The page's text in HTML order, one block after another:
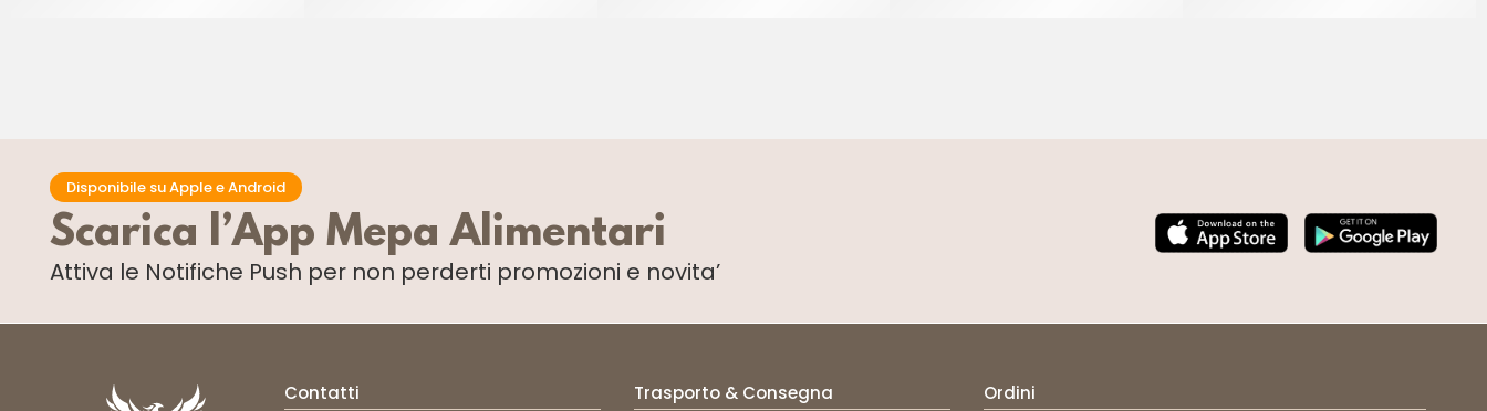
Disponibile su Apple e Android
Scarica l’App Mepa Alimentari
Attiva le Notifiche Push per non perderti promozioni e novita’
Contatti Trasporto & Consegna Ordini